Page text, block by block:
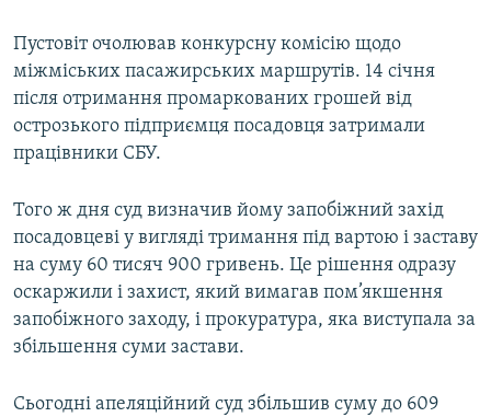
Усі сайти RFE/RL
Пустовіт очолював конкурсну комісію щодо
міжміських пасажирських маршрутів. 14 січня
після отримання промаркованих грошей від
острозького підприємця посадовця затримали
працівники СБУ.
Того ж дня суд визначив йому запобіжний захід
посадовцеві у вигляді тримання під вартою і заставу
на суму 60 тисяч 900 гривень. Це рішення одразу
оскаржили і захист, який вимагав пом’якшення
запобіжного заходу, і прокуратура, яка виступала за
збільшення суми застави.
Сьогодні апеляційний суд збільшив суму до 609